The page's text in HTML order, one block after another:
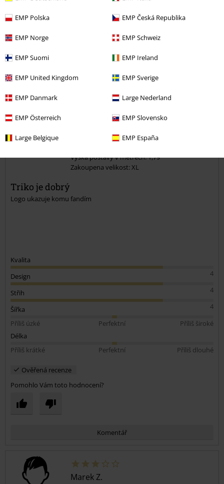
EMP Polska EMP Česká Republika
EMP Norge EMP Schweiz
EMP Suomi EMP Ireland
EMP United Kingdom EMP Sverige
EMP Danmark Large Nederland
EMP Österreich EMP Slovensko
Large Belgique EMP España
Ověřená recenze
Komentář
Odeslat komentář
Publikováno: Neděle, 09.12.2018
Výška postavy v metrech: 1,79
Zakoupena velikost: XL
Triko je dobrý
Logo ukazuje komu fandím
Kvalita
4
Design
4
Střih
4
Šířka
Příliš úzké
Perfektní
Příliš široké
Délka
Příliš krátké
Perfektní Příliš dlouhé
Ověřená recenze
Pomohlo Vám toto hodnocení?
Komentář
Marek Z.